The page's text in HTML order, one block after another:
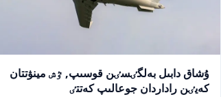
ۇشاق دابىل بەلگٸسٸن قوسىپ, ٷش مينۋتتان
كەيٸن راداردان جوعالىپ كەتتٸ